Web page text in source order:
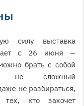
силу выставка
с 26 июня —
брать с собой
не сложный
не разбираться,
кто захочет